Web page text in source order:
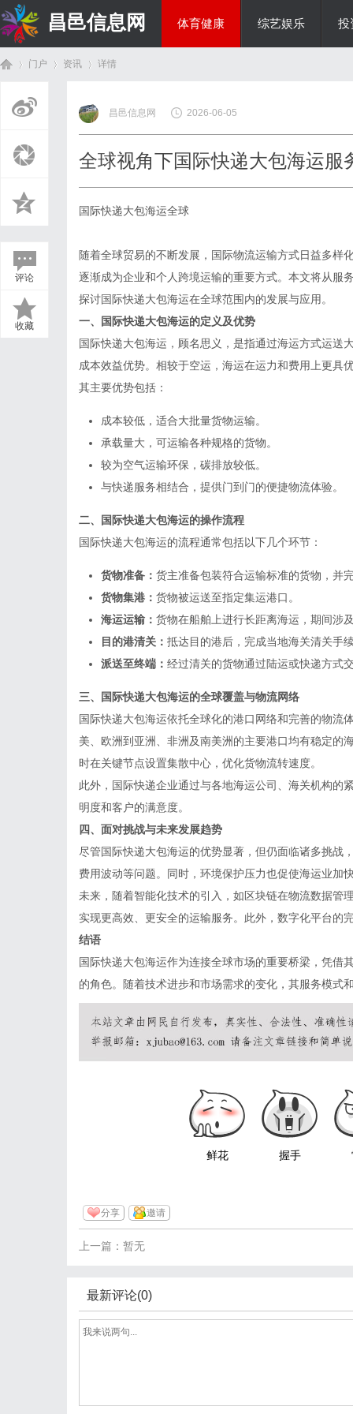
昌邑信息网 体育健康 综艺娱乐 投
门户 资讯
›
详情
评论
收藏
昌邑信息网 2026-06-05
全球视角下国际快递大包海运服
国际快递大包海运全球
随着全球贸易的不断发展，国际物流运输方式日益多样
逐渐成为企业和个人跨境运输的重要方式。本文将从服
探讨国际快递大包海运在全球范围内的发展与应用。
一、国际快递大包海运的定义及优势
国际快递大包海运，顾名思义，是指通过海运方式运送
成本效益优势。相较于空运，海运在运力和费用上更具
其主要优势包括：
成本较低，适合大批量货物运输。
承载量大，可运输各种规格的货物。
较为空气运输环保，碳排放较低。
与快递服务相结合，提供门到门的便捷物流体验。
二、国际快递大包海运的操作流程
国际快递大包海运的流程通常包括以下几个环节：
货物准备： 货主准备包装符合运输标准的货物，并
货物集港： 货物被运送至指定集运港口。
海运运输： 货物在船舶上进行长距离海运，期间涉
目的港清关： 抵达目的港后，完成当地海关清关手
派送至终端： 经过清关的货物通过陆运或快递方式
三、国际快递大包海运的全球覆盖与物流网络
国际快递大包海运依托全球化的港口网络和完善的物流
美、欧洲到亚洲、非洲及南美洲的主要港口均有稳定的
时在关键节点设置集散中心，优化货物流转速度。
此外，国际快递企业通过与各地海运公司、海关机构的
明度和客户的满意度。
四、面对挑战与未来发展趋势
尽管国际快递大包海运的优势显著，但仍面临诸多挑战
费用波动等问题。同时，环境保护压力也促使海运业加
未来，随着智能化技术的引入，如区块链在物流数据管
实现更高效、更安全的运输服务。此外，数字化平台的
结语
国际快递大包海运作为连接全球市场的重要桥梁，凭借
的角色。随着技术进步和市场需求的变化，其服务模式
鲜花 握手
分享 邀请
上一篇：暂无
最新评论(0)